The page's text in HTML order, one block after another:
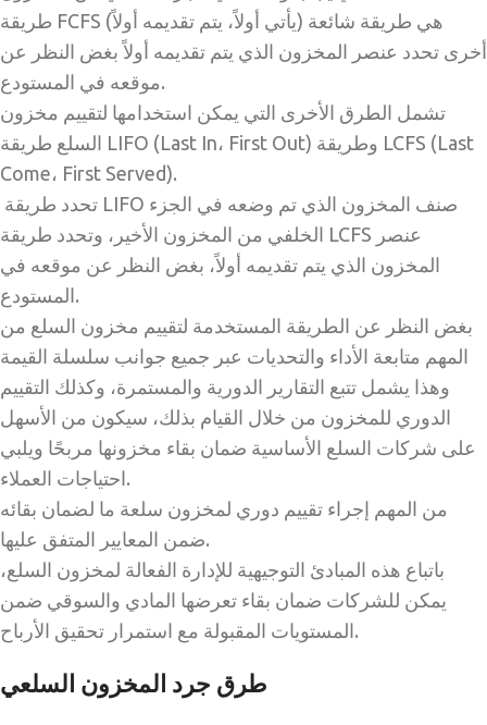
طريقة FCFS (يأتي أولاً، يتم تقديمه أولاً) هي طريقة شائعة
أخرى تحدد عنصر المخزون الذي يتم تقديمه أولاً بغض النظر عن
موقعه في المستودع.
تشمل الطرق الأخرى التي يمكن استخدامها لتقييم مخزون
السلع طريقة LIFO (Last In، First Out) وطريقة LCFS (Last
Come، First Served).
الخلفي من المخزون الأخير، وتحدد طريقة LCFS عنصر
المخزون الذي يتم تقديمه أولاً، بغض النظر عن موقعه في
المستودع.
بغض النظر عن الطريقة المستخدمة لتقييم مخزون السلع من
المهم متابعة الأداء والتحديات عبر جميع جوانب سلسلة القيمة
وهذا يشمل تتبع التقارير الدورية والمستمرة، وكذلك التقييم
الدوري للمخزون من خلال القيام بذلك، سيكون من الأسهل
على شركات السلع الأساسية ضمان بقاء مخزونها مربحًا ويلبي
احتياجات العملاء.
من المهم إجراء تقييم دوري لمخزون سلعة ما لضمان بقائه
ضمن المعايير المتفق عليها.
باتباع هذه المبادئ التوجيهية للإدارة الفعالة لمخزون السلع،
يمكن للشركات ضمان بقاء تعرضها المادي والسوقي ضمن
المستويات المقبولة مع استمرار تحقيق الأرباح.
طرق جرد المخزون السلعي